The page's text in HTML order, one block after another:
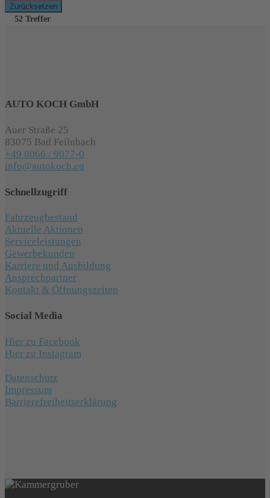
Zurücksetzen
52 Treffer
AUTO KOCH GmbH
Auer Straße 25
83075 Bad Feilnbach
+49 8066 / 9077-0
info@autokoch.eu
Schnellzugriff
Fahrzeugbestand
Aktuelle Aktionen
Serviceleistungen
Gewerbekunden
Karriere und Ausbildung
Ansprechpartner
Kontakt & Öffnungszeiten
Social Media
Hier zu Facebook
Hier zu Instagram
Datenschutz
Impressum
Barrierefreiheitserklärung